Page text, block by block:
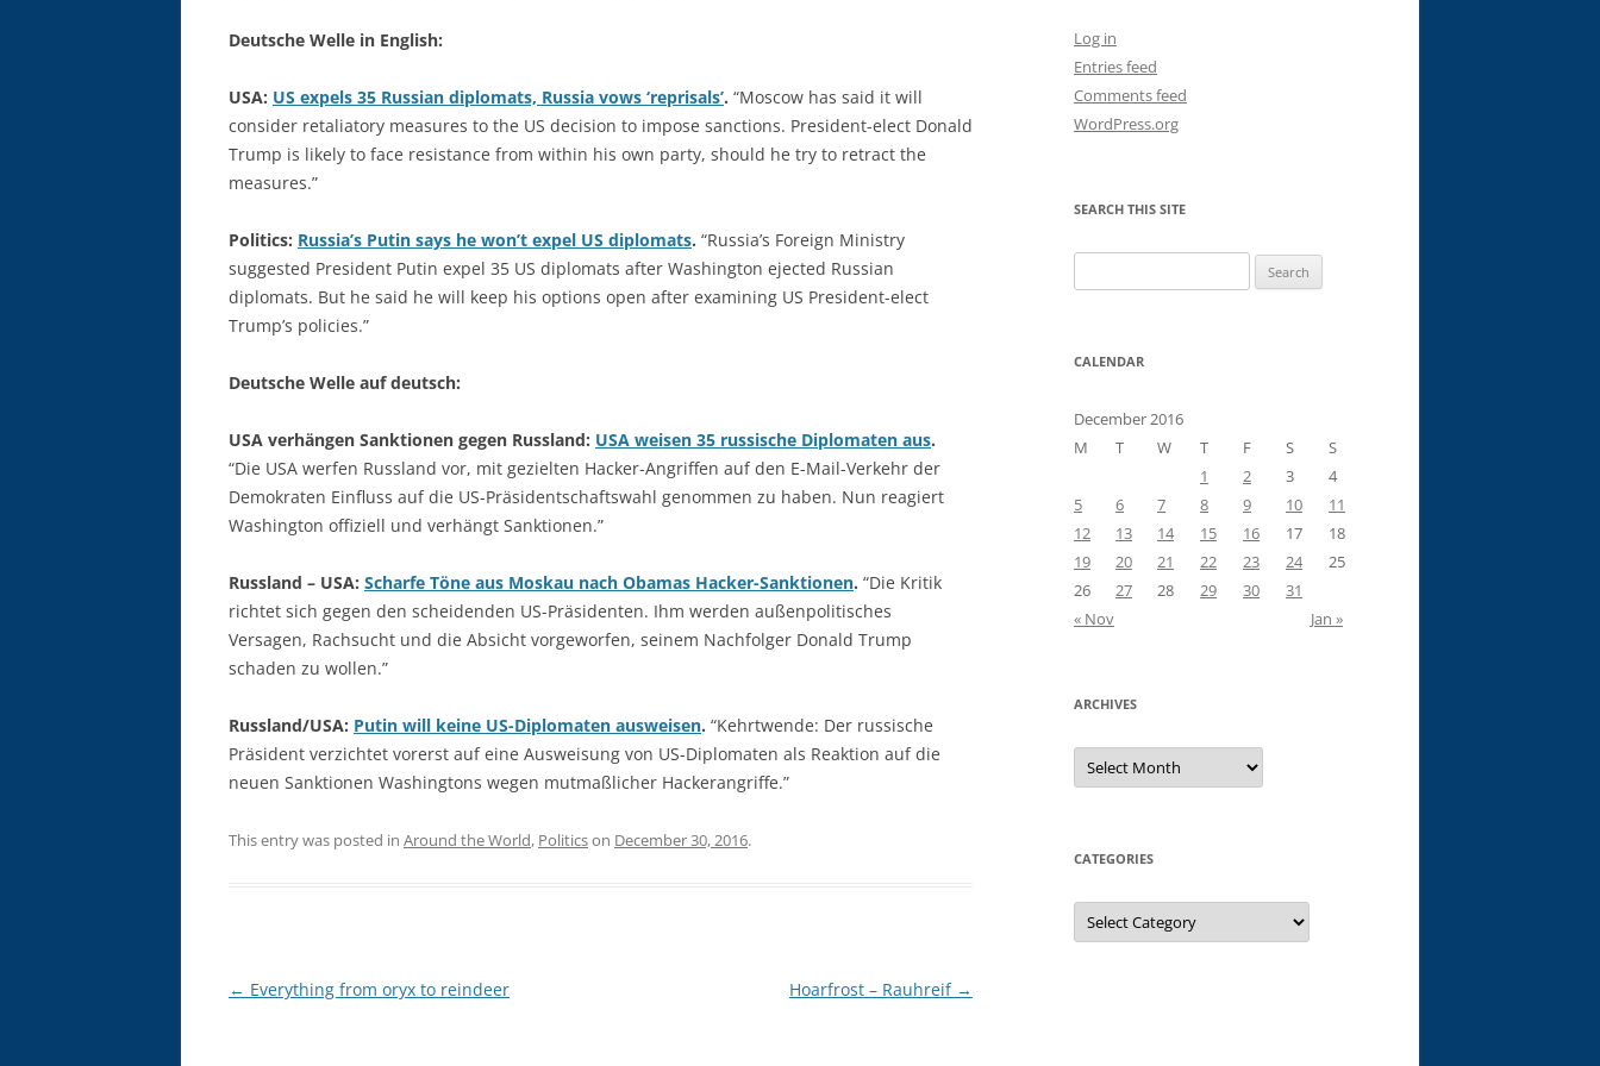
Deutsche Welle in English:
USA: US expels 35 Russian diplomats, Russia vows ‘reprisals’. “Moscow has said it will
consider retaliatory measures to the US decision to impose sanctions. President-elect Donald
Trump is likely to face resistance from within his own party, should he try to retract the
measures.”
Politics: Russia’s Putin says he won’t expel US diplomats. “Russia’s Foreign Ministry
suggested President Putin expel 35 US diplomats after Washington ejected Russian
diplomats. But he said he will keep his options open after examining US President-elect
Trump’s policies.”
Deutsche Welle auf deutsch:
USA verhängen Sanktionen gegen Russland: USA weisen 35 russische Diplomaten aus.
“Die USA werfen Russland vor, mit gezielten Hacker-Angriffen auf den E-Mail-Verkehr der
Demokraten Einfluss auf die US-Präsidentschaftswahl genommen zu haben. Nun reagiert
Washington offiziell und verhängt Sanktionen.”
Russland – USA: Scharfe Töne aus Moskau nach Obamas Hacker-Sanktionen. “Die Kritik
richtet sich gegen den scheidenden US-Präsidenten. Ihm werden außenpolitisches
Versagen, Rachsucht und die Absicht vorgeworfen, seinem Nachfolger Donald Trump
schaden zu wollen.”
Russland/USA: Putin will keine US-Diplomaten ausweisen. “Kehrtwende: Der russische
Präsident verzichtet vorerst auf eine Ausweisung von US-Diplomaten als Reaktion auf die
neuen Sanktionen Washingtons wegen mutmaßlicher Hackerangriffe.”
This entry was posted in Around the World, Politicson December 30, 2016.
Post
← Everything from oryx to reindeer Hoarfrost – Rauhreif →
Log in
Entries feed
Comments feed
WordPress.org
SEARCH THIS SITE
for:
CALENDAR
December 2016
M
T W T F S
S
1
2 3
4
5
6 7 8 9 10
11
12
13 14 15 16 17
18
19
20 21 22 23 24
25
26
27 28 29 30
31
« Nov
Jan »
ARCHIVES
Archives
CATEGORIES
Categories